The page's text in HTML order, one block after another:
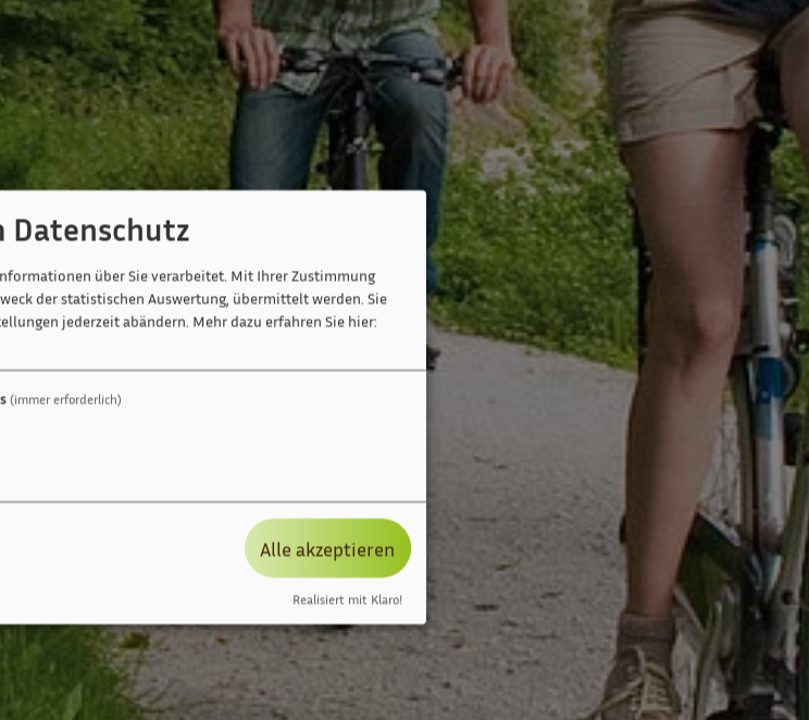
Datenschutz
über Sie verarbeitet. Mit Ihrer Zustimmung
der statistischen Auswertung, übermittelt werden. Sie
jederzeit abändern. Mehr dazu erfahren Sie hier:
(immer erforderlich)
Alle akzeptieren
Realisiert mit Klaro!